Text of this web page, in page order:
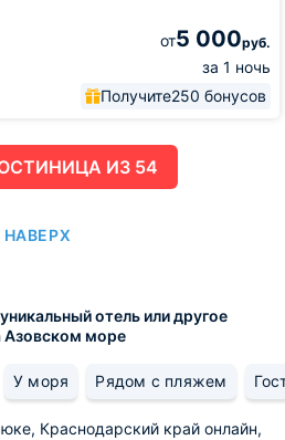
от5 000руб.
за 1 ночь
Получите250 бонусов
21 ГОСТИНИЦА ИЗ 54
НАВЕРХ
отель или другое
Азовском море
У моря Рядом с пляжем
Краснодарский край онлайн,